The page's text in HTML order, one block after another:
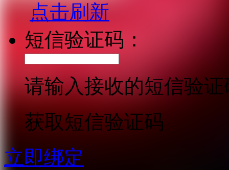
点击刷新
短信验证码：
请输入接收的短信验证
获取短信验证码
立即绑定